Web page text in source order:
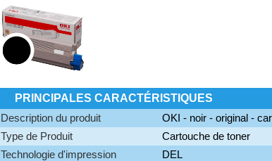
PRINCIPALES CARACTÉRISTIQUES
Description du produit
OKI - noir - original -
Type de Produit
Cartouche de toner
Technologie d'impression
DEL